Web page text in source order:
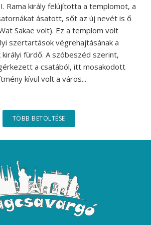
Rama király felújította a templomot, a
ásatott, sőt az új nevét is ő
Sakae volt). Ez a templom volt
szertartások végrehajtásának a
királyi fürdő. A szóbeszéd szerint,
a csatából, itt mosakodott
kívül volt a város...
TÖBB BETÖLTÉSE